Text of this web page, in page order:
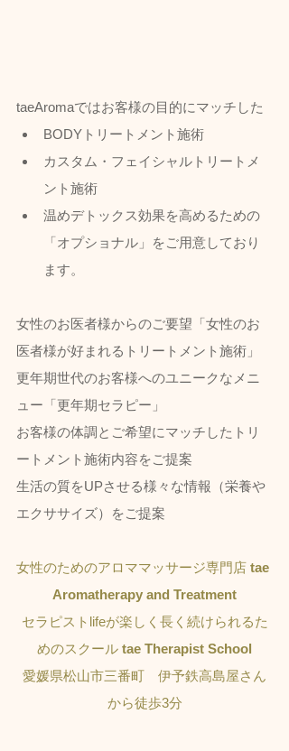
taeAromaではお客様の目的にマッチした
BODYトリートメント施術
カスタム・フェイシャルトリートメ
ント施術
温めデトックス効果を高めるための
「オプショナル」をご用意しており
ます。
女性のお医者様からのご要望「女性のお
医者様が好まれるトリートメント施術」
更年期世代のお客様へのユニークなメニ
ュー「更年期セラピー」
お客様の体調とご希望にマッチしたトリ
ートメント施術内容をご提案
生活の質をUPさせる様々な情報（栄養や
エクササイズ）をご提案
女性のためのアロママッサージ専門店 tae
Aromatherapy and Treatment
セラピストlifeが楽しく長く続けられるた
めのスクール tae Therapist School
愛媛県松山市三番町　伊予鉄高島屋さん
から徒歩3分